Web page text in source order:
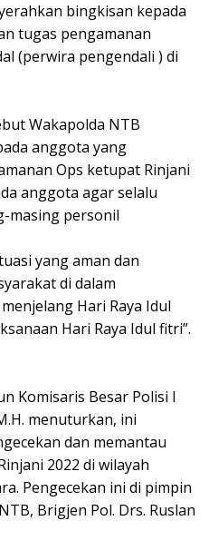
bingkisan kepada
tugas pengamanan
(perwira pengendali ) di
Wakapolda NTB
anggota yang
Ops ketupat Rinjani
anggota agar selalu
masing personil
yang aman dan
di dalam
Hari Raya Idul
Hari Raya Idul fitri”.
Komisaris Besar Polisi I
menuturkan, ini
dan memantau
2022 di wilayah
Pengecekan ini di pimpin
Brigjen Pol. Drs. Ruslan